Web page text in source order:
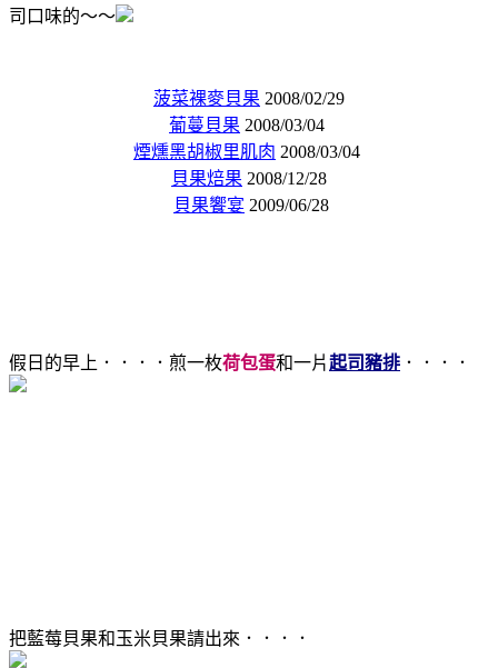
司口味的～～
菠菜裸麥貝果 2008/02/29
葡蔓貝果 2008/03/04
煙燻黑胡椒里肌肉 2008/03/04
貝果焙果 2008/12/28
貝果饗宴 2009/06/28
假日的早上．．．．煎一枚荷包蛋和一片起司豬排 ．．．．
把藍莓貝果和玉米貝果請出來．．．．